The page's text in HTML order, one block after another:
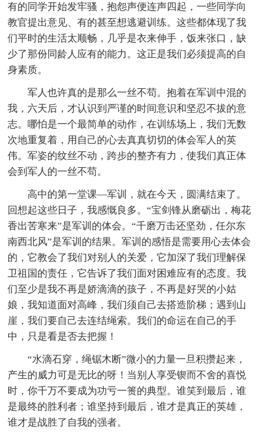
有的同学开始发牢骚，抱怨声便连声四起，一些同学向
教官提出意见、有的甚至想逃避训练。这些都体现了我
们平时的生活太顺畅，几乎是衣来伸手，饭来张口，缺
少了那份同龄人应有的能力。这正是我们必须提高的自
身素质。
军人也许真的是那么一丝不苟。抱着在军训中混的
我，六天后，才认识到严谨的时间意识和坚忍不拔的意
志。哪怕是一个最简单的动作，在训练场上，我们无数
次地重复着，用自己的心去真真切切的体会军人的英
伟。军姿的纹丝不动，跨步的整齐有力，使我们真正体
会到军人的一丝不苟。
高中的第一堂课—军训，就在今天，圆满结束了。
回想起这些日子，我感慨良多。“宝剑锋从磨砺出，梅花
香出苦寒来”是军训的体会。“千磨万击还坚劲，任尔东
南西北风”是军训的结果。军训的感悟是需要用心去体会
的，它教会了我们对别人的关爱，它加深了我们理解保
卫祖国的责任，它告诉了我们面对困难应有的态度。我
们至少是我不再是娇滴滴的孩子，不再是好哭的小姑
娘，我知道面对高峰，我们须自己去搭造阶梯；遇到山
崖，我们要自己去连结绳索。我们的命运在自己的手
中，只是看是否去把握！
“水滴石穿，绳锯木断”微小的力量一旦积攒起来，
产生的威力可是无比的呀！当别人享受锲而不舍的喜悦
时，你千万不要成为功亏一篑的典型。谁笑到最后，谁
是最终的胜利者；谁坚持到最后，谁才是真正的英雄，
谁才是战胜了自我的强者。